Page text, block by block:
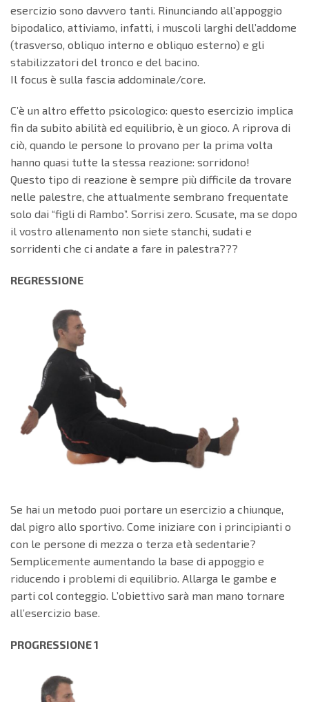
esercizio sono davvero tanti. Rinunciando all’appoggio
bipodalico, attiviamo, infatti, i muscoli larghi dell’addome
(trasverso, obliquo interno e obliquo esterno) e gli
stabilizzatori del tronco e del bacino.
Il focus è sulla fascia addominale/core.
C’è un altro effetto psicologico: questo esercizio implica
fin da subito abilità ed equilibrio, è un gioco. A riprova di
ciò, quando le persone lo provano per la prima volta
hanno quasi tutte la stessa reazione: sorridono!
Questo tipo di reazione è sempre più difficile da trovare
nelle palestre, che attualmente sembrano frequentate
solo dai “figli di Rambo”. Sorrisi zero. Scusate, ma se dopo
il vostro allenamento non siete stanchi, sudati e
sorridenti che ci andate a fare in palestra???
REGRESSIONE
Se hai un metodo puoi portare un esercizio a chiunque,
dal pigro allo sportivo. Come iniziare con i principianti o
con le persone di mezza o terza età sedentarie?
Semplicemente aumentando la base di appoggio e
riducendo i problemi di equilibrio. Allarga le gambe e
parti col conteggio. L’obiettivo sarà man mano tornare
all’esercizio base.
PROGRESSIONE 1